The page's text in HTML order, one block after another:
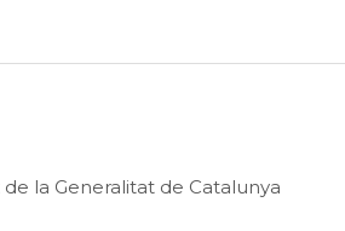
la Generalitat de Catalunya